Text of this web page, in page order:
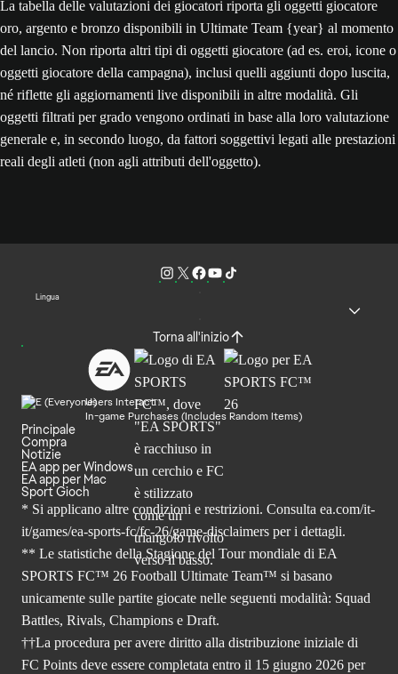
La tabella delle valutazioni dei giocatori riporta gli oggetti giocatore
oro, argento e bronzo disponibili in Ultimate Team {year} al momento
del lancio. Non riporta altri tipi di oggetti giocatore (ad es. eroi, icone o
oggetti giocatore della campagna), inclusi quelli aggiunti dopo luscita,
né riflette gli aggiornamenti live disponibili in altre modalità. Gli
oggetti filtrati per grado vengono ordinati in base alla loro valutazione
generale e, in secondo luogo, da fattori soggettivi legati alle prestazioni
reali degli atleti (non agli attributi dell'oggetto).
Lingua
Torna all'inizio
Users Interact
In-game Purchases (Includes Random Items)
Principale
Compra
Notizie
EA app per Windows
EA app per Mac
Sport Gioch
* Si applicano altre condizioni e restrizioni. Consulta ea.com/it-
it/games/ea-sports-fc/fc-26/game-disclaimers per i dettagli.
** Le statistiche della Stagione del Tour mondiale di EA
SPORTS FC™ 26 Football Ultimate Team™ si basano
unicamente sulle partite giocate nelle seguenti modalità: Squad
Battles, Rivals, Champions e Draft.
††La procedura per avere diritto alla distribuzione iniziale di
FC Points deve essere completata entro il 15 giugno 2026 per